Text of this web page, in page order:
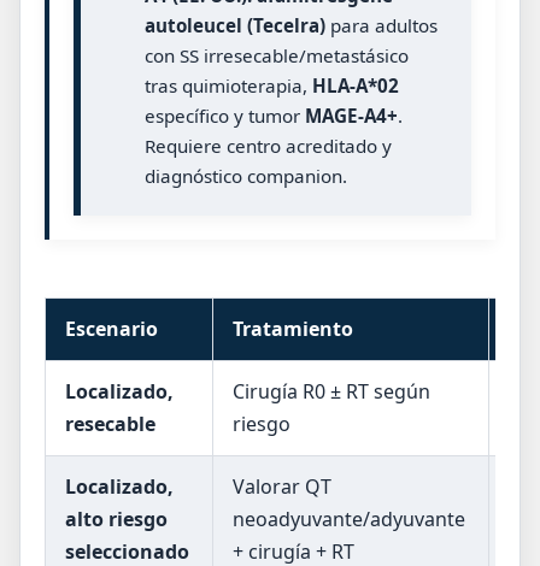
autoleucel (Tecelra)para adultos
con SS irresecable/metastásico
tras quimioterapia, HLA-A*02
específico y tumor MAGE-A4+.
Requiere centro acreditado y
diagnóstico companion.
Escenario Tratamiento
Localizado,
resecable
Cirugía R0 ± RT según
riesgo
Localizado,
alto riesgo
seleccionado
Valorar QT
neoadyuvante/adyuvante
+ cirugía + RT